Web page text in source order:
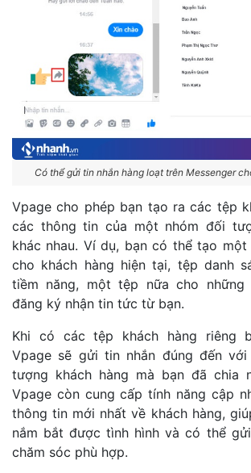
Có thể gửi tin nhắn hàng loạt trên Messenger
Vpage cho phép bạn tạo ra các tệp
các thông tin của một nhóm đối
khác nhau. Ví dụ, bạn có thể tạo một
cho khách hàng hiện tại, tệp danh
tiềm năng, một tệp nữa cho những
đăng ký nhận tin tức từ bạn.
Khi có các tệp khách hàng riêng
Vpage sẽ gửi tin nhắn đúng đến
tượng khách hàng mà bạn đã chia
Vpage còn cung cấp tính năng cập
thông tin mới nhất về khách hàng,
nắm bắt được tình hình và có thể
chăm sóc phù hợp.